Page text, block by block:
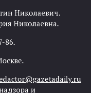
Николаевич.
Николаевна.
86.
и